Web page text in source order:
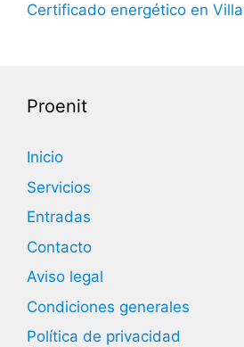
Certificado energético en
Proenit
Inicio
Servicios
Entradas
Contacto
Aviso legal
Condiciones generales
Política de privacidad